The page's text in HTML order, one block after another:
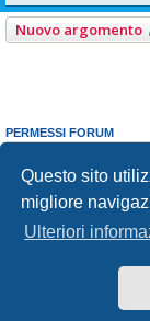
Questo sito
migliore
Ulteriori
Nuovo argomento
PERMESSI FORUM
Non puoi
rispondere negli
Non puoimodificare i tuoi
Non puoicancellare i tuoi
Non puoi
inviare allegati